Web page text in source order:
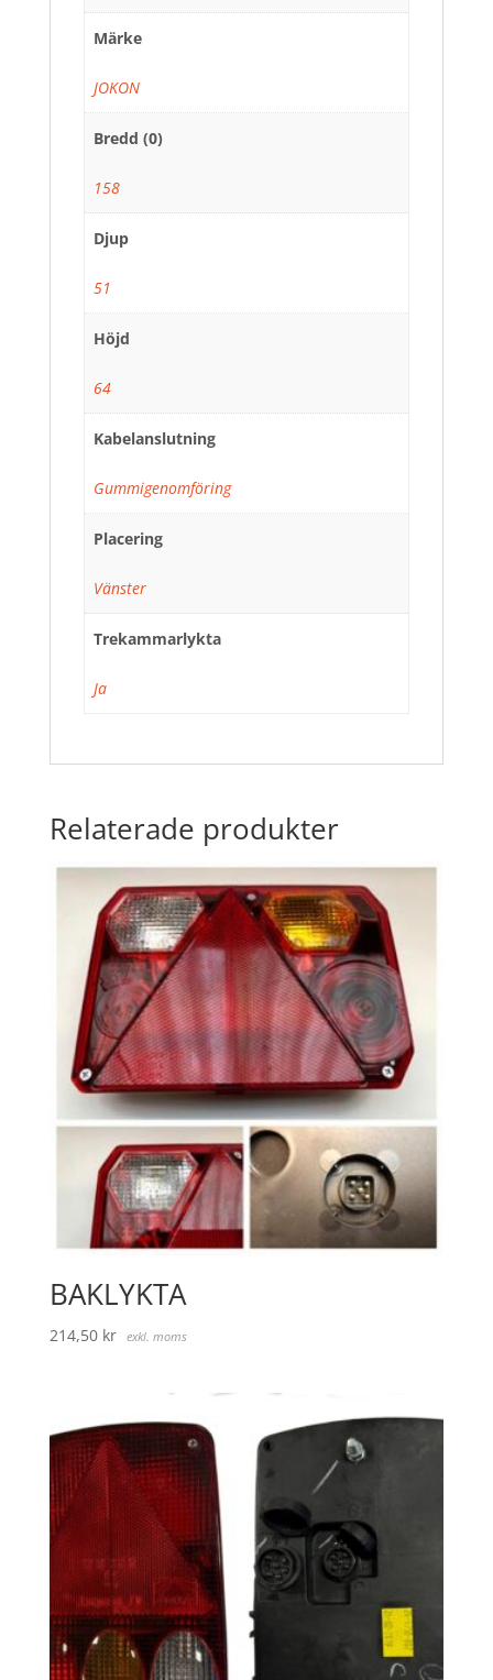
Märke
JOKON
Bredd (0)
158
Djup
51
Höjd
64
Kabelanslutning
Gummigenomföring
Placering
Vänster
Trekammarlykta
Ja
Relaterade produkter
BAKLYKTA
214,50 kr exkl. moms